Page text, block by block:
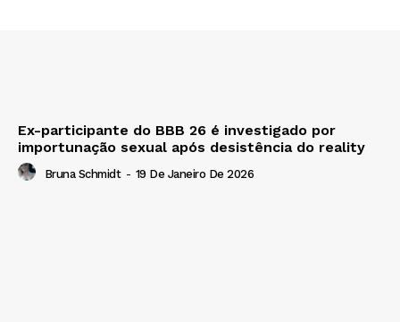
Ex-participante do BBB 26 é investigado por
importunação sexual após desistência do reality
Bruna Schmidt - 19 De Janeiro De 2026